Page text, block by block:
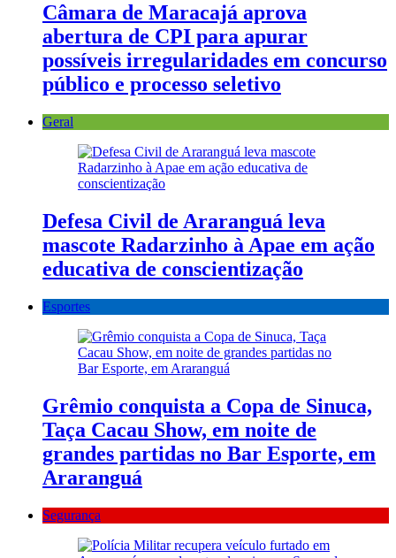
Câmara de Maracajá aprova
abertura de CPI para apurar
possíveis irregularidades em concurso
público e processo seletivo
Geral
Defesa Civil de Araranguá leva
mascote Radarzinho à Apae em ação
educativa de conscientização
Esportes
Grêmio conquista a Copa de Sinuca,
Taça Cacau Show, em noite de
grandes partidas no Bar Esporte, em
Araranguá
Segurança